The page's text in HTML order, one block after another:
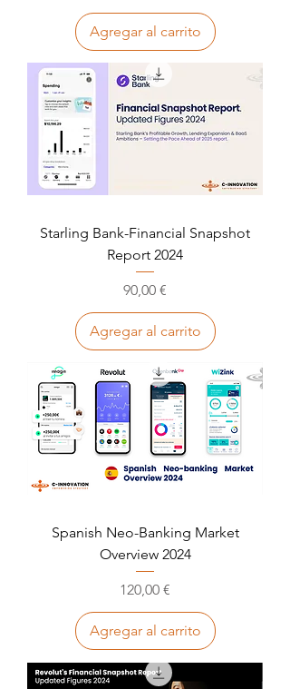
Agregar al carrito
Starling Bank-Financial Snapshot
Report 2024
Precio
90,00 €
Agregar al carrito
Spanish Neo-Banking Market
Overview 2024
Precio
120,00 €
Agregar al carrito